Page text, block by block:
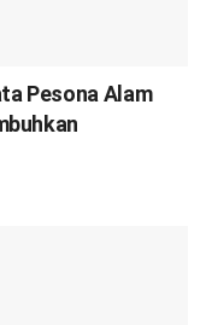
Pesona Alam